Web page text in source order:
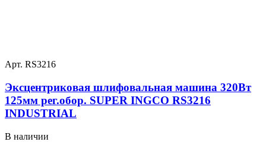
Арт. RS3216
Эксцентриковая шлифовальная машина 320Вт
125мм рег.обор. SUPER INGCO RS3216
INDUSTRIAL
В наличии